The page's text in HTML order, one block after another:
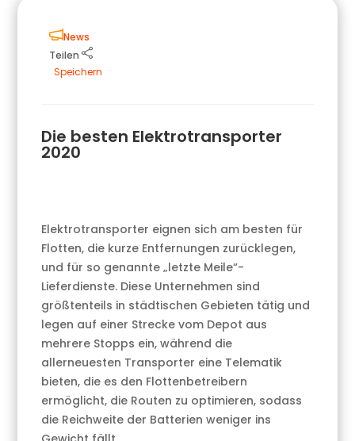
News
Teilen
Speichern
Die besten Elektrotransporter
2020
Elektrotransporter eignen sich am besten für
Flotten, die kurze Entfernungen zurücklegen,
und für so genannte „letzte Meile“-
Lieferdienste. Diese Unternehmen sind
größtenteils in städtischen Gebieten tätig und
legen auf einer Strecke vom Depot aus
mehrere Stopps ein, während die
allerneuesten Transporter eine Telematik
bieten, die es den Flottenbetreibern
ermöglicht, die Routen zu optimieren, sodass
die Reichweite der Batterien weniger ins